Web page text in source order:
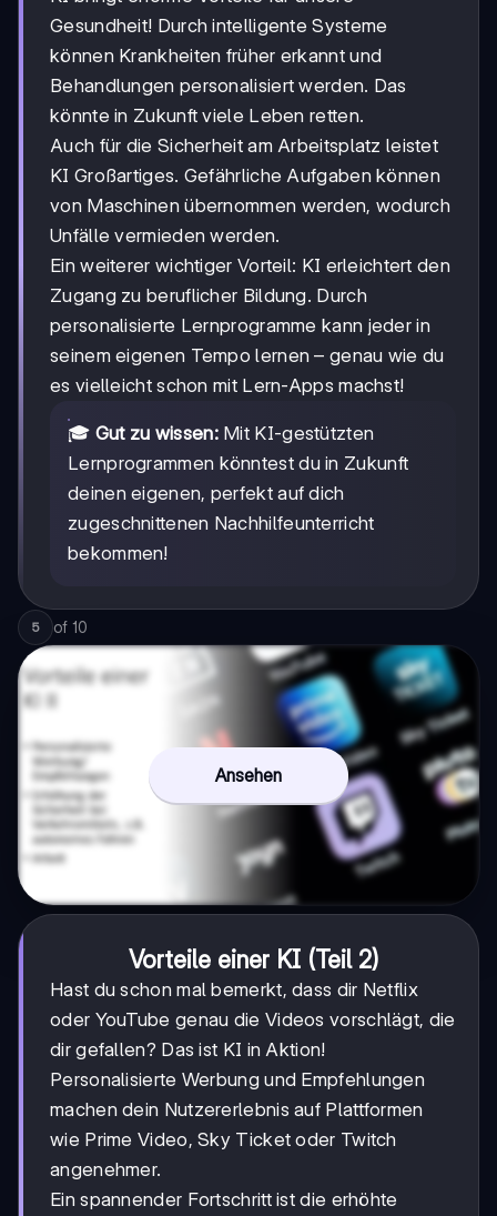
Gesundheit! Durch intelligente Systeme
können Krankheiten früher erkannt und
Behandlungen personalisiert werden. Das
könnte in Zukunft viele Leben retten.
Auch für die Sicherheit am Arbeitsplatz leistet
KI Großartiges. Gefährliche Aufgaben können
von Maschinen übernommen werden, wodurch
Unfälle vermieden werden.
Ein weiterer wichtiger Vorteil: KI erleichtert den
Zugang zu beruflicher Bildung. Durch
personalisierte Lernprogramme kann jeder in
seinem eigenen Tempo lernen – genau wie du
es vielleicht schon mit Lern-Apps machst!
🎓 Gut zu wissen:Mit KI-gestützten
Lernprogrammen könntest du in Zukunft
deinen eigenen, perfekt auf dich
zugeschnittenen Nachhilfeunterricht
bekommen!
5 of 10
Ansehen
Vorteile einer KI (Teil 2)
Hast du schon mal bemerkt, dass dir Netflix
oder YouTube genau die Videos vorschlägt, die
dir gefallen? Das ist KI in Aktion!
Personalisierte Werbung und Empfehlungen
machen dein Nutzererlebnis auf Plattformen
wie Prime Video, Sky Ticket oder Twitch
angenehmer.
Ein spannender Fortschritt ist die erhöhte